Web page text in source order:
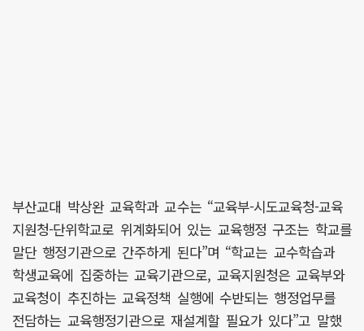
부산교대 박상완 교육학과 교수는 “교육부-시도교육청-교육
지원청-단위학교로 위계화되어 있는 교육행정 구조는 학교를
말단 행정기관으로 간주하게 된다”며 “학교는 교수학습과
학생교육에 집중하는 교육기관으로, 교육지원청은 교육부와
교육청이 추진하는 교육정책 실행에 수반되는 행정업무를
전담하는 교육행정기관으로 재설계할 필요가 있다”고 말했